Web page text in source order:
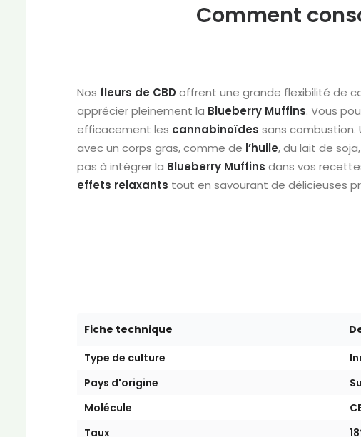
Comment
Nos fleurs de CBD offrent une grande flexibilité de
apprécier pleinement la Blueberry Muffins. Vous
efficacement les cannabinoïdes sans
avec un corps gras, comme de l’huile, du lait de
pas à intégrer la Blueberry Muffins dans vos
effets relaxants tout en savourant de délicieuses
Fiche technique
Type de culture
Pays d'origine
Molécule
Taux